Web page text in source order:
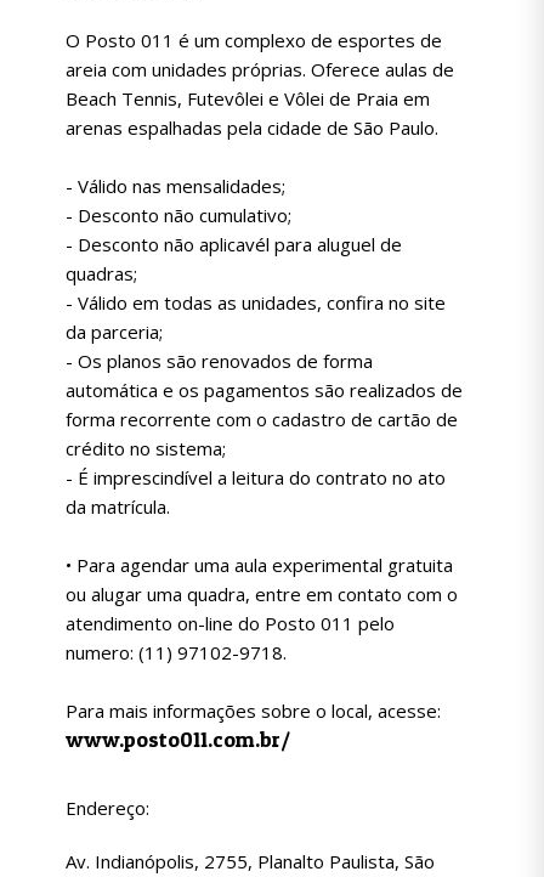
O Posto 011 é um complexo de esportes de
areia com unidades próprias. Oferece aulas de
Beach Tennis, Futevôlei e Vôlei de Praia em
arenas espalhadas pela cidade de São Paulo.
- Válido nas mensalidades;
- Desconto não cumulativo;
- Desconto não aplicavél para aluguel de
quadras;
- Válido em todas as unidades, confira no site
da parceria;
- Os planos são renovados de forma
automática e os pagamentos são realizados de
forma recorrente com o cadastro de cartão de
crédito no sistema;
- É imprescindível a leitura do contrato no ato
da matrícula.
• Para agendar uma aula experimental gratuita
ou alugar uma quadra, entre em contato com o
atendimento on-line do Posto 011 pelo
numero: (11) 97102-9718.
Para mais informações sobre o local, acesse:
www.posto011.com.br/
Endereço:
Av. Indianópolis, 2755, Planalto Paulista, São